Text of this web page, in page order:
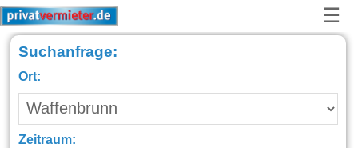
☰
Suchanfrage:
Ort:
Zeitraum: